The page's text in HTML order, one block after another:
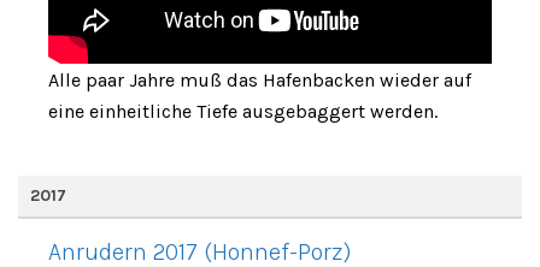
Alle paar Jahre muß das Hafenbacken wieder auf
eine einheitliche Tiefe ausgebaggert werden.
2017
Anrudern 2017 (Honnef-Porz)